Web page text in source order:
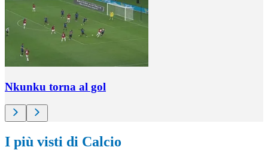
Nkunku torna al gol
I più visti di Calcio